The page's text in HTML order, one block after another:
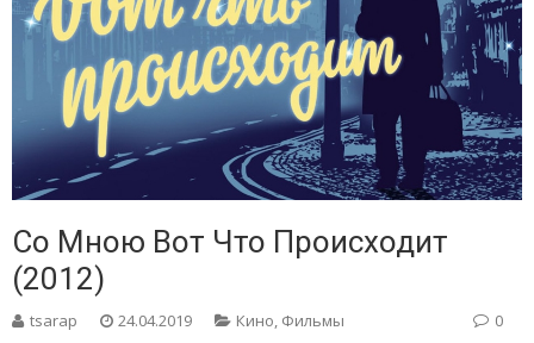
Со Мною Вот Что Происходит
(2012)
tsarap 24.04.2019 Кино, Фильмы 0